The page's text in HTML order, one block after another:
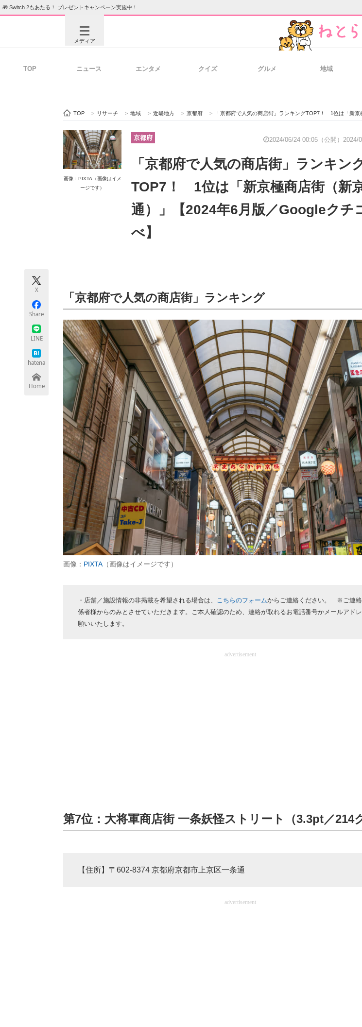
🎁 Switch 2もあたる！ プレゼントキャンペーン実施中！
メディア
ビジネスと働き方のヒント
ITエンジニア向け専門サイト 企業向けIT製品の総合サイト IT製品の技術・比較・事例
モノづくり技術者専門サイト
TOP ニュース エンタメ クイズ グルメ 地域
TOP > リサーチ > 地域 > 近畿地方 > 京都府 > 「京都府で人気の商店街」ランキングTOP7！ 1位は「新京極商店街（新京極通）」【2024
画像：PIXTA（画像はイメ
ージです）
京都府 2024/06/24 00:05（公開） 2024/
「京都府で人気の商店街」ランキン
TOP7！ 1位は「新京極商店街（新
通）」【2024年6月版／Googleクチ
べ】
X
Share
LINE
hatena
Home
「京都府で人気の商店街」ランキング
画像： PIXTA （画像はイメージです）
・店舗／施設情報の非掲載を希望される場合は、 こちらのフォームからご連絡ください。 ※ご連絡
係者様からのみとさせていただきます。ご本人確認のため、連絡が取れるお電話番号かメールアド
願いいたします。
advertisement
第7位：大将軍商店街 一条妖怪ストリート（3.3pt／214
【住所】〒602-8374 京都府京都市上京区一条通
advertisement